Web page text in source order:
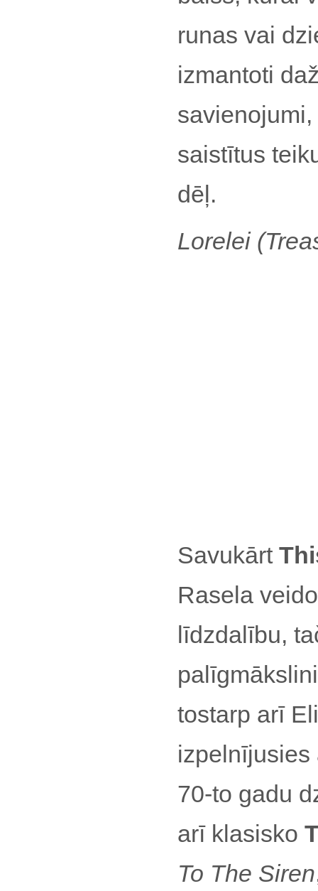
runas vai
izmantoti
saistītus
dēļ.
Lorelei
Savukārt
Rasela
līdzdalību,
tostarp arī
izpelnījusies
70-to gadu
arī klasisko
To The Siren